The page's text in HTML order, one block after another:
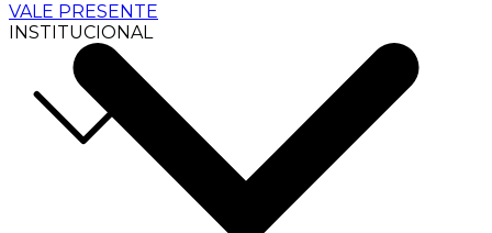
VALE PRESENTE
INSTITUCIONAL